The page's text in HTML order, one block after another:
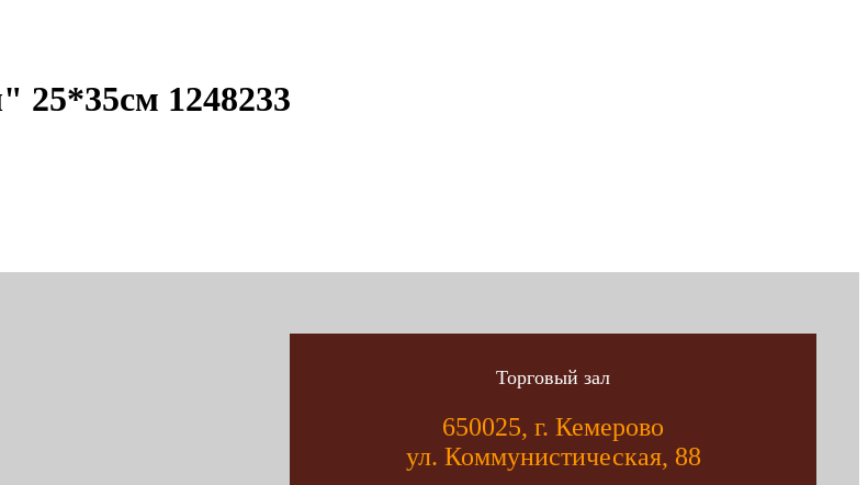
25*35см 1248233
Торговый зал
650025, г. Кемерово
ул. Коммунистическая, 88